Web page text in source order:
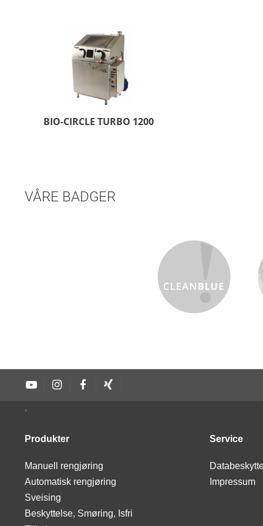
BIO-CIRCLE TURBO 1200
VÅRE BADGER
.
Produkter
Manuell rengjøring
Automatisk rengjøring
Sveising
Beskyttelse, Smøring, Isfri
Service
Impressum